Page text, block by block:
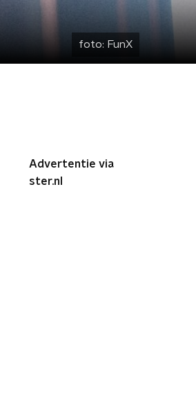
foto: FunX
Advertentie via
ster.nl